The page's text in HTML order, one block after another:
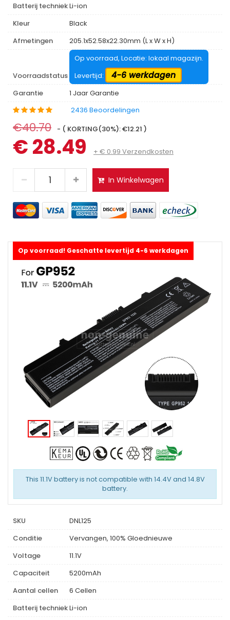
Batterij techniekLi-ion
Kleur
Black
Afmetingen
205.1x52.58x22.30mm (L x W x H)
Voorraadstatus
Op voorraad, Locatie: lokaal magazijn.
Levertijd:
4-6 werkdagen
Garantie
1 Jaar Garantie
2436 Beoordelingen
€40.70 - ( KORTING(30%): €12.21 )
€ 28.49 + € 0.99 Verzendkosten
In Winkelwagen
This 11.1V battery is not compatible with 14.4V and 14.8V
battery.
Op voorraad! Geschatte levertijd 4-6 werkdagen
SKU
DNL125
Conditie
Vervangen, 100% Gloednieuwe
Voltage
11.1V
Capaciteit
5200mAh
Aantal cellen
6 Cellen
Batterij techniekLi-ion